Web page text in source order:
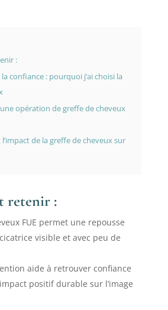
:
confiance : pourquoi j’ai choisi la
opération de greffe de cheveux
de la greffe de cheveux sur
retenir :
FUE permet une repousse
visible et avec peu de
aide à retrouver confiance
positif durable sur l’image